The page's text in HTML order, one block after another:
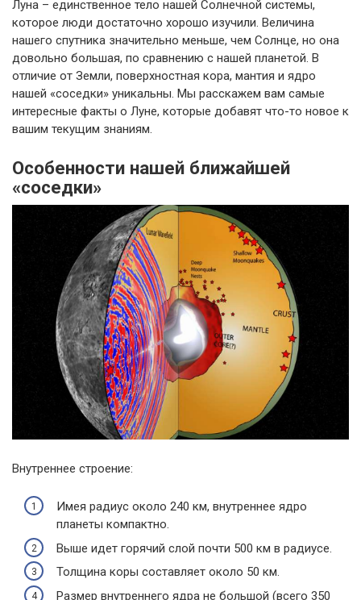
Луна – единственное тело нашей Солнечной системы,
которое люди достаточно хорошо изучили. Величина
нашего спутника значительно меньше, чем Солнце, но она
довольно большая, по сравнению с нашей планетой. В
отличие от Земли, поверхностная кора, мантия и ядро
нашей «соседки» уникальны. Мы расскажем вам самые
интересные факты о Луне, которые добавят что-то новое к
вашим текущим знаниям.
Особенности нашей ближайшей
«соседки»
Внутреннее строение:
Имея радиус около 240 км, внутреннее ядро
планеты компактно.
Выше идет горячий слой почти 500 км в радиусе.
Толщина коры составляет около 50 км.
Размер внутреннего ядра не большой (всего 350